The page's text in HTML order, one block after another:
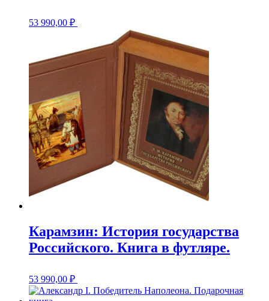
53 990,00 ₽
Карамзин: История государства
Российского. Книга в футляре.
53 990,00 ₽